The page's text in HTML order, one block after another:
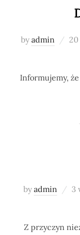
byadmin
Informujemy,
byadmin 3
Z przyczyn